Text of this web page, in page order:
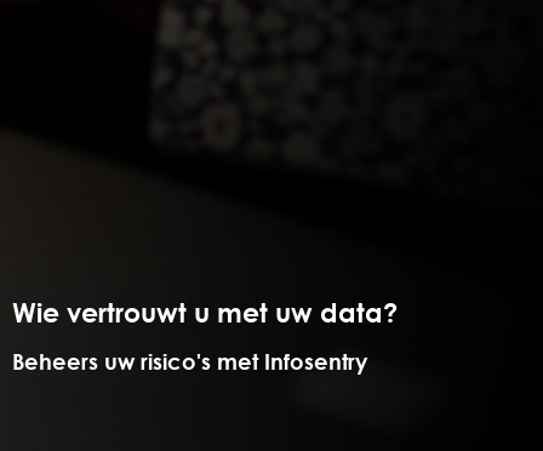
Wie vertrouwt u met uw data?
Beheers uw risico's met Infosentry